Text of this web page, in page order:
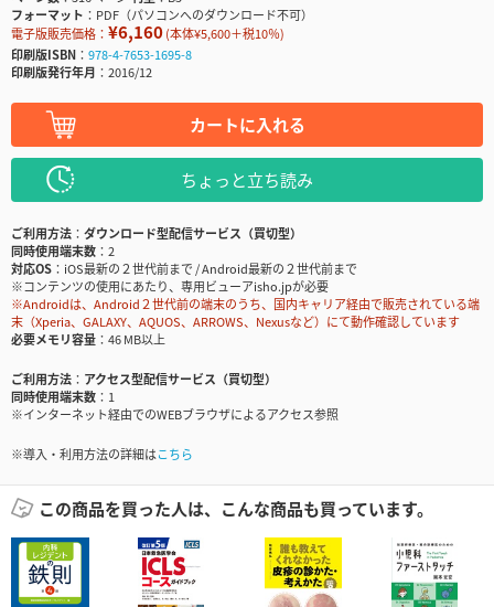
フォーマット
PDF（パソコンへのダウンロード不可）
電子版販売価格： ¥6,160(本体¥5,600＋税10％)
印刷版ISBN
978-4-7653-1695-8
印刷版発行年月
2016/12
カートに入れる
ちょっと立ち読み
ご利用方法
ダウンロード型配信サービス（買切型）
同時使用端末数
2
対応OS
iOS最新の２世代前まで / Android最新の２世代前まで
※コンテンツの使用にあたり、専用ビューアisho.jpが必要
※Androidは、Android２世代前の端末のうち、国内キャリア経由で販売されている端
末（Xperia、GALAXY、AQUOS、ARROWS、Nexusなど）にて動作確認しています
必要メモリ容量
46 MB以上
ご利用方法
アクセス型配信サービス（買切型）
同時使用端末数
1
※インターネット経由でのWEBブラウザによるアクセス参照
※導入・利用方法の詳細はこちら
この商品を買った人は、こんな商品も買っています。